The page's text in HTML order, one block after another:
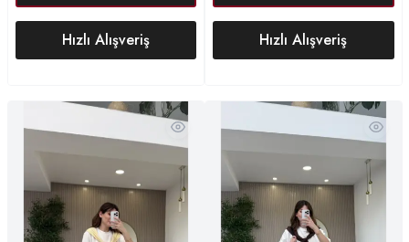
Hızlı Alışveriş Hızlı Alışveriş